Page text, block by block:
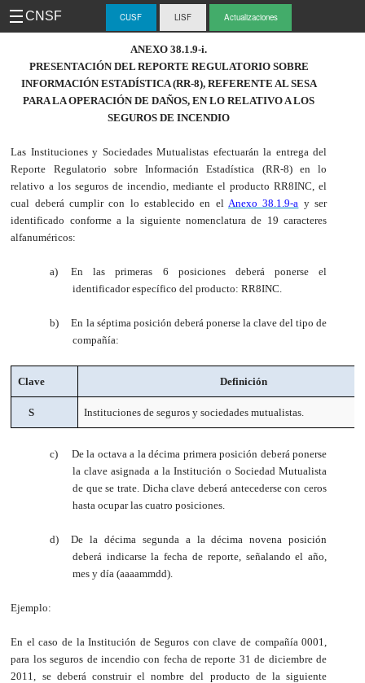
CNSF
CUS
CUSF LISF Actualizaciones
ANEXO 38.1.9-i.
PRESENTACIÓN DEL REPORTE REGULATORIO SOBRE
INFORMACIÓN ESTADÍSTICA (RR-8), REFERENTE AL SESA
PARA LA OPERACIÓN DE DAÑOS, EN LO RELATIVO A LOS
SEGUROS DE INCENDIO
Las Instituciones y Sociedades Mutualistas efectuarán la entrega del
Reporte Regulatorio sobre Información Estadística (RR-8) en lo
relativo a los seguros de incendio, mediante el producto RR8INC, el
cual deberá cumplir con lo establecido en elAnexo 38.1.9-a y ser
identificado conforme a la siguiente nomenclatura de 19 caracteres
alfanuméricos:
a)
En las primeras 6 posiciones deberá ponerse el
identificador específico del producto: RR8INC.
b)
En la séptima posición deberá ponerse la clave del tipo de
compañía:
Clave Definición
S Instituciones de seguros y sociedades mutualistas.
c)
De la octava a la décima primera posición deberá ponerse
la clave asignada a la Institución o Sociedad Mutualista
de que se trate. Dicha clave deberá antecederse con ceros
hasta ocupar las cuatro posiciones.
d)
De la décima segunda a la décima novena posición
deberá indicarse la fecha de reporte, señalando el año,
mes y día (aaaammdd).
Ejemplo:
En el caso de la Institución de Seguros con clave de compañía 0001,
para los seguros de incendio con fecha de reporte 31 de diciembre de
2011, se deberá construir el nombre del producto de la siguiente